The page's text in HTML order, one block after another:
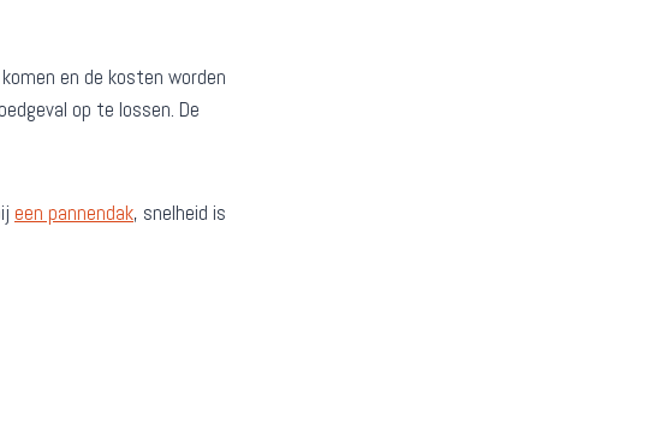
en de kosten worden
op te lossen. De
een pannendak, snelheid is